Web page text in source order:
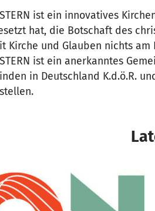
ist ein innovatives
hat, die Botschaft des
Kirche und Glauben nichts am
ist ein anerkanntes
in Deutschland K.d.ö.R.